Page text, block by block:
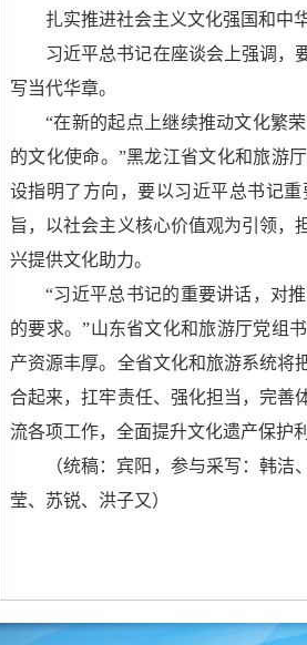
扎实推进社会主义文化强国和中
习近平总书记在座谈会上强调，
写当代华章。
“在新的起点上继续推动文化繁
的文化使命。”黑龙江省文化和旅游
设指明了方向，要以习近平总书记
旨，以社会主义核心价值观为引领，
兴提供文化助力。
“习近平总书记的重要讲话，对
的要求。”山东省文化和旅游厅党组
产资源丰厚。全省文化和旅游系统将
合起来，扛牢责任、强化担当，完善
流各项工作，全面提升文化遗产保护
（统稿：宾阳，参与采写：韩
莹、苏锐、洪子又）